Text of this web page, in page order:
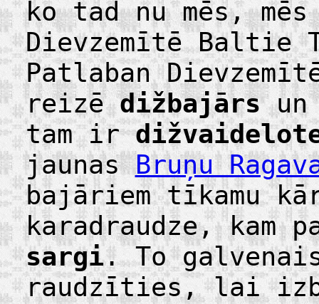
ko tad nu mēs,
Dievzemītē Baltie
Patlaban
reizēdižbajārs
tam ir
jaunasBruņu
bajāriem tīkamu
karadraudze, kam
sargi. To
raudzīties, lai